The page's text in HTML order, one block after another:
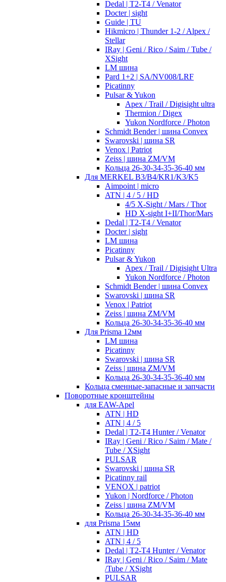
Dedal | T2-T4 / Venator
Docter | sight
Guide | TU
Hikmicro | Thunder 1-2 / Alpex /
Stellar
IRay | Geni / Rico / Saim / Tube /
XSight
LM шина
Pard 1+2 | SA/NV008/LRF
Picatinny
Pulsar & Yukon
Apex / Trail / Digisight ultra
Thermion / Digex
Yukon Nordforce / Photon
Schmidt Bender | шина Convex
Swarovski | шина SR
Venox | Patriot
Zeiss | шина ZM/VM
Кольца 26-30-34-35-36-40 мм
Для MERKEL B3/B4/KR1/K3/K5
Aimpoint | micro
ATN | 4 / 5 / HD
4/5 X-Sight / Mars / Thor
HD X-sight I+II/Thor/Mars
Dedal | T2-T4 / Venator
Docter | sight
LM шина
Picatinny
Pulsar & Yukon
Apex / Trail / Digisight Ultra
Yukon Nordforce / Photon
Schmidt Bender | шина Convex
Swarovski | шина SR
Venox | Patriot
Zeiss | шина ZM/VM
Кольца 26-30-34-35-36-40 мм
Для Prisma 12мм
LM шина
Picatinny
Swarovski | шина SR
Zeiss | шина ZM/VM
Кольца 26-30-34-35-36-40 мм
Кольца сменные-запасные и запчасти
Поворотные кронштейны
для EAW-Apel
ATN | HD
ATN | 4 / 5
Dedal | T2-T4 Hunter / Venator
IRay | Geni / Rico / Saim / Mate /
Tube / XSight
PULSAR
Swarovski | шина SR
Picatinny rail
VENOX | patriot
Yukon | Nordforce / Photon
Zeiss | шина ZM/VM
Кольца 26-30-34-35-36-40 мм
для Prisma 15мм
ATN | HD
ATN | 4 / 5
Dedal | T2-T4 Hunter / Venator
IRay | Geni / Rico / Saim / Mate
/Tube / XSight
PULSAR